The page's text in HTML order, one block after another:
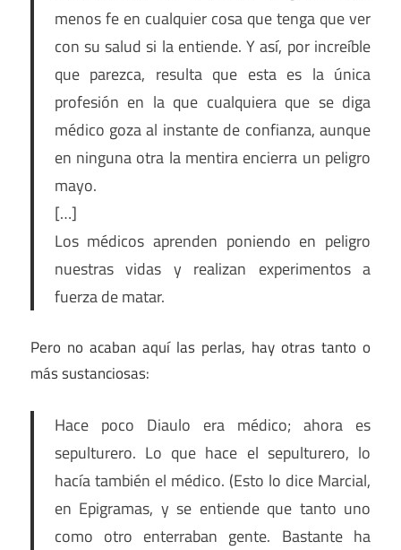
menos fe en cualquier cosa que tenga que ver
con su salud si la entiende. Y así, por increíble
que parezca, resulta que esta es la única
profesión en la que cualquiera que se diga
médico goza al instante de confianza, aunque
en ninguna otra la mentira encierra un peligro
mayo.
[…]
Los médicos aprenden poniendo en peligro
nuestras vidas y realizan experimentos a
fuerza de matar.
Pero no acaban aquí las perlas, hay otras tanto o
más sustanciosas:
Hace poco Diaulo era médico; ahora es
sepulturero. Lo que hace el sepulturero, lo
hacía también el médico. (Esto lo dice Marcial,
en Epigramas, y se entiende que tanto uno
como otro enterraban gente. Bastante ha